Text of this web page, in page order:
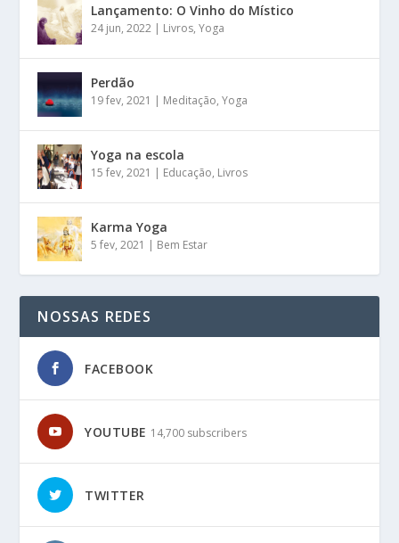
Lançamento: O Vinho do Místico
24 jun, 2022 | Livros,Yoga
Perdão
19 fev, 2021 | Meditação,Yoga
Yoga na escola
15 fev, 2021 | Educação, Livros
Karma Yoga
5 fev, 2021 | Bem Estar
NOSSAS REDES
FACEBOOK
YOUTUBE 14,700 subscribers
TWITTER